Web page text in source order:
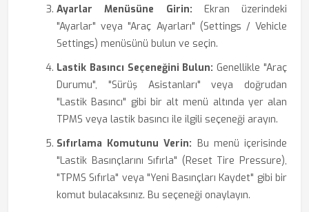
Ayarlar Menüsüne Girin: Ekran üzerindeki
"Ayarlar" veya "Araç Ayarları" (Settings / Vehicle
Settings) menüsünü bulun ve seçin.
Lastik Basıncı Seçeneğini Bulun: Genellikle "Araç
Durumu", "Sürüş Asistanları" veya doğrudan
"Lastik Basıncı" gibi bir alt menü altında yer alan
TPMS veya lastik basıncı ile ilgili seçeneği arayın.
Sıfırlama Komutunu Verin: Bu menü içerisinde
"Lastik Basınçlarını Sıfırla" (Reset Tire Pressure),
"TPMS Sıfırla" veya "Yeni Basınçları Kaydet" gibi bir
komut bulacaksınız. Bu seçeneği onaylayın.